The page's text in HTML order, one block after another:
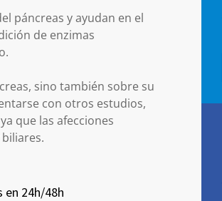
páncreas y ayudan en el
de enzimas
sino también sobre su
con otros estudios,
que las afecciones
en 24h/48h